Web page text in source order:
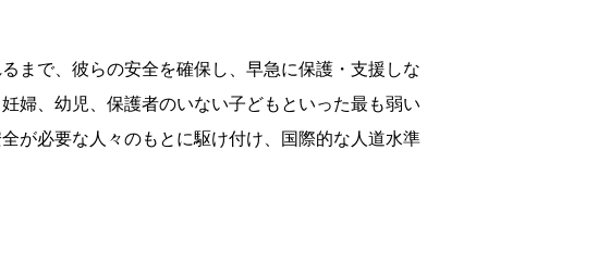
まで、彼らの安全を確保し、早急に保護・支援しな
婦、幼児、保護者のいない子どもといった最も弱い
が必要な人々のもとに駆け付け、国際的な人道水準